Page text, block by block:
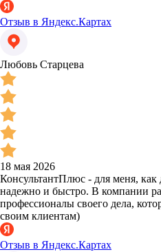
Отзыв в Яндекс.Картах
Любовь Старцева
18 мая 2026
КонсультантПлюс - для меня, как
надежно и быстро. В компании
профессионалы своего дела,
своим клиентам)
Отзыв в Яндекс.Картах